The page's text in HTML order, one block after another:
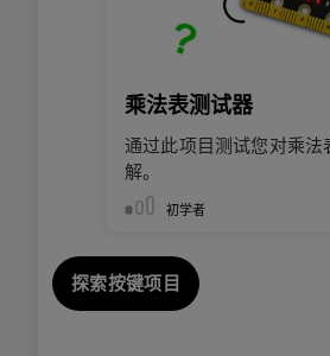
乘法表测试器
通过此项目测试您对乘法
解。
初学者
探索按键项目